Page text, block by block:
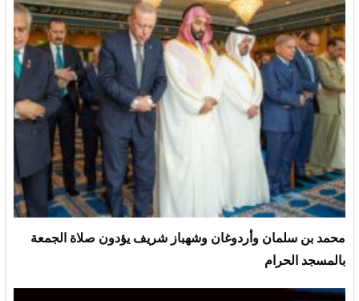
محمد بن سلمان وأردوغان وشهباز شريف يؤدون صلاة الجمعة
بالمسجد الحرام